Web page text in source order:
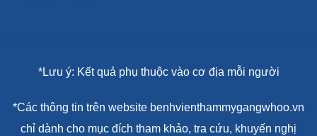
*Lưu ý: Kết quả phụ thuộc vào cơ địa mỗi người
*Các thông tin trên website benhvienthammygangwhoo.vn
chỉ dành cho mục đích tham khảo, tra cứu, khuyến nghị